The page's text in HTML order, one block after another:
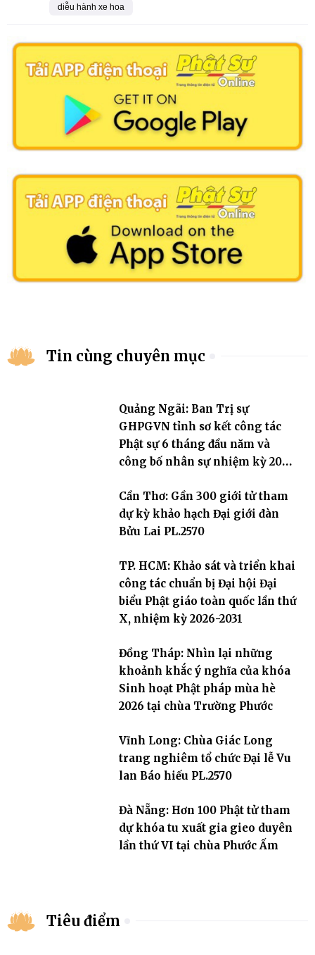
diễu hành xe hoa
Tin cùng chuyên mục
Quảng Ngãi: Ban Trị sự
GHPGVN tỉnh sơ kết công tác
Phật sự 6 tháng đầu năm và
công bố nhân sự nhiệm kỳ 2026
Cần Thơ: Gần 300 giới tử tham
dự kỳ khảo hạch Đại giới đàn
Bửu Lai PL.2570
TP. HCM: Khảo sát và triển khai
công tác chuẩn bị Đại hội Đại
biểu Phật giáo toàn quốc lần thứ
X, nhiệm kỳ 2026-2031
Đồng Tháp: Nhìn lại những
khoảnh khắc ý nghĩa của khóa
Sinh hoạt Phật pháp mùa hè
2026 tại chùa Trường Phước
Vĩnh Long: Chùa Giác Long
trang nghiêm tổ chức Đại lễ Vu
lan Báo hiếu PL.2570
Đà Nẵng: Hơn 100 Phật tử tham
dự khóa tu xuất gia gieo duyên
lần thứ VI tại chùa Phước Ấm
Tiêu điểm